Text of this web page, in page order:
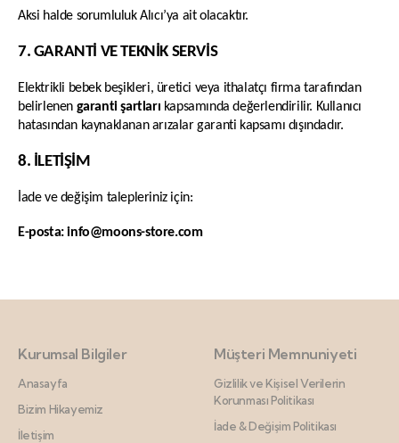
Aksi halde sorumluluk Alıcı’ya ait olacaktır.
7. GARANTİ VE TEKNİK SERVİS
Elektrikli bebek beşikleri, üretici veya ithalatçı firma tarafından
belirlenen garanti şartları kapsamında değerlendirilir. Kullanıcı
hatasından kaynaklanan arızalar garanti kapsamı dışındadır.
8. İLETİŞİM
İade ve değişim talepleriniz için:
E-posta: info@moons-store.com
Kurumsal Bilgiler
Anasayfa
Bizim Hikayemiz
İletişim
Müşteri Memnuniyeti
Gizlilik ve Kişisel Verilerin
Korunması Politikası
İade & Değişim Politikası